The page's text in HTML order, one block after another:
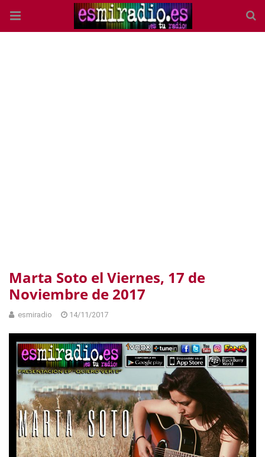
Marta Soto el Viernes, 17 de
Noviembre de 2017
esmiradio 14/11/2017